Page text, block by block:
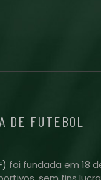
DE FUTEBOL
foi fundada em 18